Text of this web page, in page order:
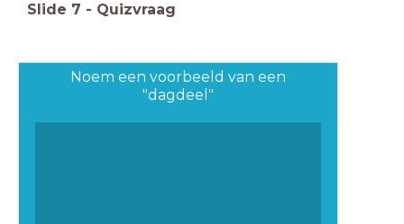
Slide 7 - Quizvraag
Noem een voorbeeld van een
"dagdeel"